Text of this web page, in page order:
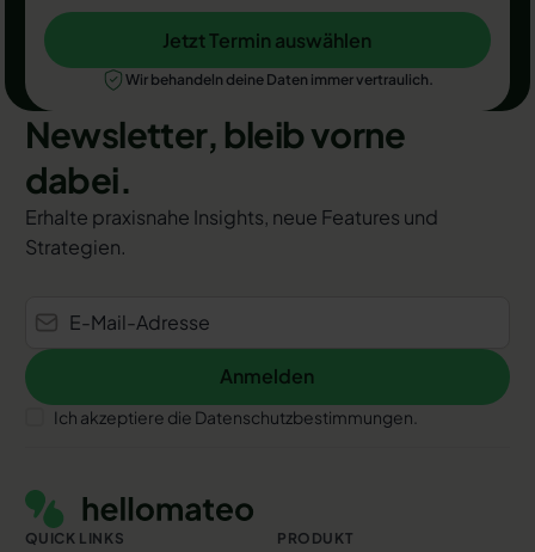
Jetzt Termin auswählen
Jetzt Termin auswählen
Wir behandeln deine Daten immer vertraulich.
Newsletter, bleib vorne
dabei.
Erhalte praxisnahe Insights, neue Features und
Strategien.
Anmelden
Anmelden
Ich akzeptiere die Datenschutzbestimmungen.
QUICK LINKS PRODUKT